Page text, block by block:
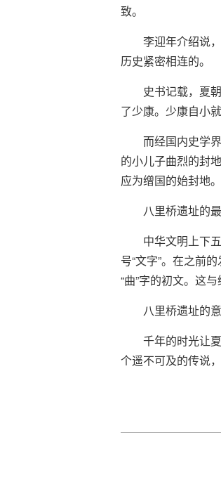
致。
李迎年介绍说
历史紧密相连的。
史书记载，夏
了少康。少康自小
而经国内史学
的小儿子曲烈的封
应为缯国的始封地。
八里桥遗址的
中华文明上下
号“文字”。在之前
“曲”字的初文。这
八里桥遗址的
千年的时光让
个遥不可及的传说